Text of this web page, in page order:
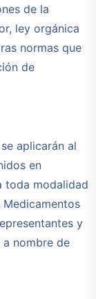
de la
ley orgánica
normas que
de
aplicarán al
en
toda modalidad
y
a nombre de